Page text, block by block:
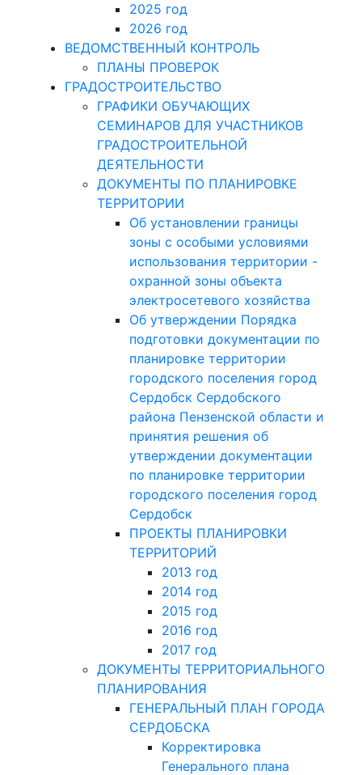
2025 год
2026 год
ВЕДОМСТВЕННЫЙ КОНТРОЛЬ
ПЛАНЫ ПРОВЕРОК
ГРАДОСТРОИТЕЛЬСТВО
ГРАФИКИ ОБУЧАЮЩИХ
СЕМИНАРОВ ДЛЯ УЧАСТНИКОВ
ГРАДОСТРОИТЕЛЬНОЙ
ДЕЯТЕЛЬНОСТИ
ДОКУМЕНТЫ ПО ПЛАНИРОВКЕ
ТЕРРИТОРИИ
Об установлении границы
зоны с особыми условиями
использования территории -
охранной зоны объекта
электросетевого хозяйства
Об утверждении Порядка
подготовки документации по
планировке территории
городского поселения город
Сердобск Сердобского
района Пензенской области и
принятия решения об
утверждении документации
по планировке территории
городского поселения город
Сердобск
ПРОЕКТЫ ПЛАНИРОВКИ
ТЕРРИТОРИЙ
2013 год
2014 год
2015 год
2016 год
2017 год
ДОКУМЕНТЫ ТЕРРИТОРИАЛЬНОГО
ПЛАНИРОВАНИЯ
ГЕНЕРАЛЬНЫЙ ПЛАН ГОРОДА
СЕРДОБСКА
Корректировка
Генерального плана